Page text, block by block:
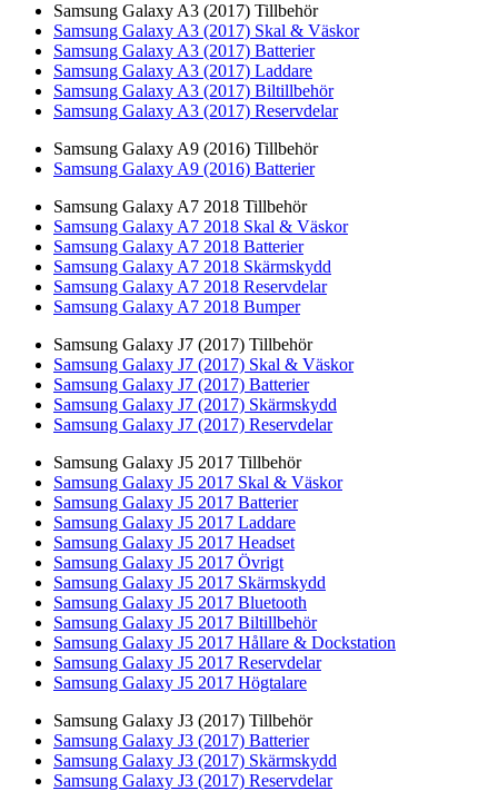
Samsung Galaxy A3 (2017) Tillbehör
Samsung Galaxy A3 (2017) Skal & Väskor
Samsung Galaxy A3 (2017) Batterier
Samsung Galaxy A3 (2017) Laddare
Samsung Galaxy A3 (2017) Biltillbehör
Samsung Galaxy A3 (2017) Reservdelar
Samsung Galaxy A9 (2016) Tillbehör
Samsung Galaxy A9 (2016) Batterier
Samsung Galaxy A7 2018 Tillbehör
Samsung Galaxy A7 2018 Skal & Väskor
Samsung Galaxy A7 2018 Batterier
Samsung Galaxy A7 2018 Skärmskydd
Samsung Galaxy A7 2018 Reservdelar
Samsung Galaxy A7 2018 Bumper
Samsung Galaxy J7 (2017) Tillbehör
Samsung Galaxy J7 (2017) Skal & Väskor
Samsung Galaxy J7 (2017) Batterier
Samsung Galaxy J7 (2017) Skärmskydd
Samsung Galaxy J7 (2017) Reservdelar
Samsung Galaxy J5 2017 Tillbehör
Samsung Galaxy J5 2017 Skal & Väskor
Samsung Galaxy J5 2017 Batterier
Samsung Galaxy J5 2017 Laddare
Samsung Galaxy J5 2017 Headset
Samsung Galaxy J5 2017 Övrigt
Samsung Galaxy J5 2017 Skärmskydd
Samsung Galaxy J5 2017 Bluetooth
Samsung Galaxy J5 2017 Biltillbehör
Samsung Galaxy J5 2017 Hållare & Dockstation
Samsung Galaxy J5 2017 Reservdelar
Samsung Galaxy J5 2017 Högtalare
Samsung Galaxy J3 (2017) Tillbehör
Samsung Galaxy J3 (2017) Batterier
Samsung Galaxy J3 (2017) Skärmskydd
Samsung Galaxy J3 (2017) Reservdelar